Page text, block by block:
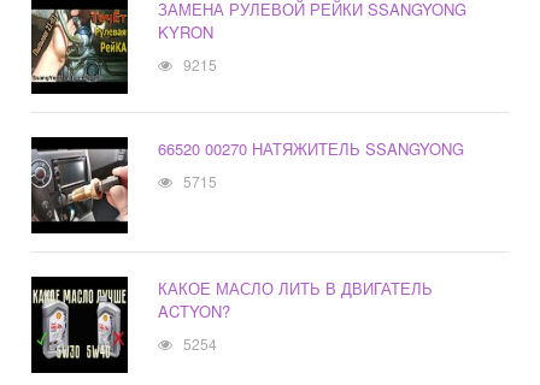
ЗАМЕНА РУЛЕВОЙ РЕЙКИ SSANGYONG
KYRON
9215
66520 00270 НАТЯЖИТЕЛЬ SSANGYONG
5715
КАКОЕ МАСЛО ЛИТЬ В ДВИГАТЕЛЬ
ACTYON?
5254